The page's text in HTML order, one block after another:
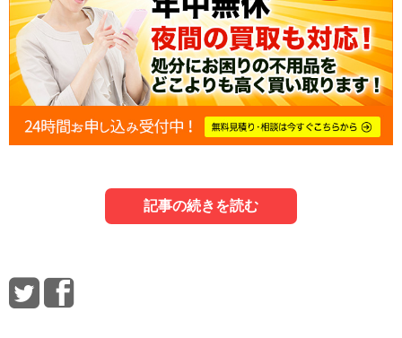
記事の続きを読む